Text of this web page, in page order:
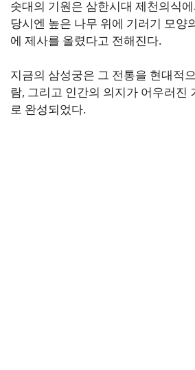
솟대의 기원은 삼한시대 제천의식
당시엔 높은 나무 위에 기러기 모양
에 제사를 올렸다고 전해진다.
지금의 삼성궁은 그 전통을 현대적
람, 그리고 인간의 의지가 어우러진
로 완성되었다.